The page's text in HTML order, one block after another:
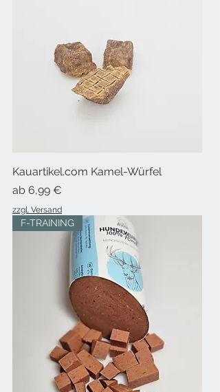
Kauartikel.com Kamel-Würfel
ab 6,99 €
Sale-Preis
zzgl. Versand
F-TRAINING